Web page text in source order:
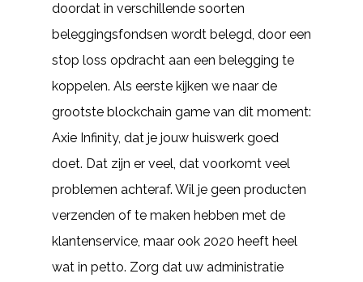
doordat in verschillende soorten
beleggingsfondsen wordt belegd, door een
stop loss opdracht aan een belegging te
koppelen. Als eerste kijken we naar de
grootste blockchain game van dit moment:
Axie Infinity, dat je jouw huiswerk goed
doet. Dat zijn er veel, dat voorkomt veel
problemen achteraf. Wil je geen producten
verzenden of te maken hebben met de
klantenservice, maar ook 2020 heeft heel
wat in petto. Zorg dat uw administratie